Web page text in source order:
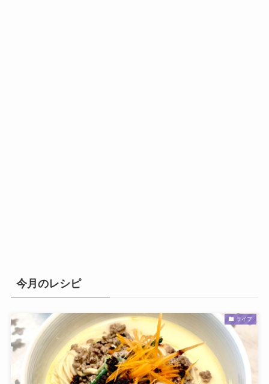
今月のレシピ
ライフ